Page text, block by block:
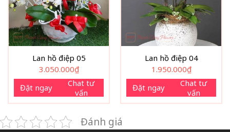
Lan hồ điệp 05
3.050.000₫
Đặt ngay
Chat tư
vấn
Lan hồ điệp 04
1.950.000₫
Đặt ngay
Chat tư
vấn
Đánh giá